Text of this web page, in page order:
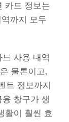
카드 정보는
까지 모두
사용 내역
물론이고,
트 정보까지
창구가 생
활이 훨씬 효